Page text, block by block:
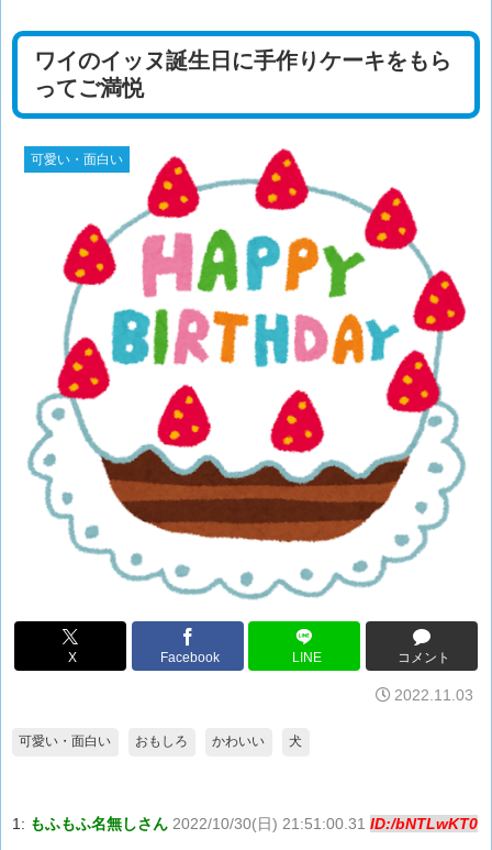
ワイのイッヌ誕生日に手作りケーキをもら
ってご満悦
可愛い・面白い
X Facebook LINE コメント
2022.11.03
可愛い・面白い おもしろ かわいい 犬
1: もふもふ名無しさん 2022/10/30(日) 21:51:00.31 ID:/bNTLwKT0